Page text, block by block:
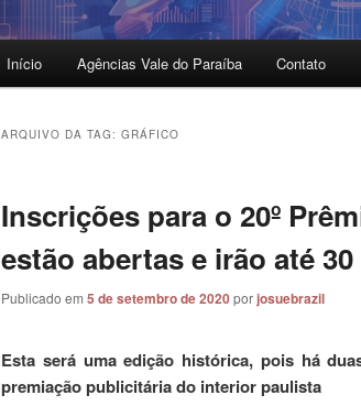
Início Agências Vale do Paraíba Contato
ARQUIVO DA TAG: GRÁFICO
Inscrições para o 20º
estão abertas e irão até
Publicado em 5 de setembro de 2020porjosuebrazil
Esta será uma edição histórica, pois há
premiação publicitária do interior paulista